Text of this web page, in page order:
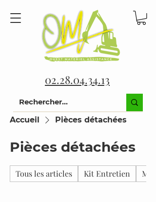
02.28.04.34.13
Accueil Pièces détachées
Pièces détachées
Tous les articles Kit Entretien